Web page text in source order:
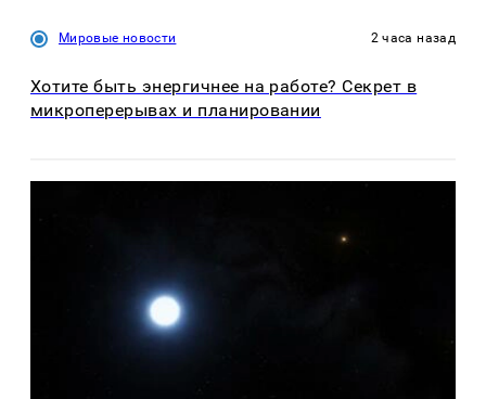
Мировые новости 2 часа назад
Хотите быть энергичнее на работе? Секрет в
микроперерывах и планировании